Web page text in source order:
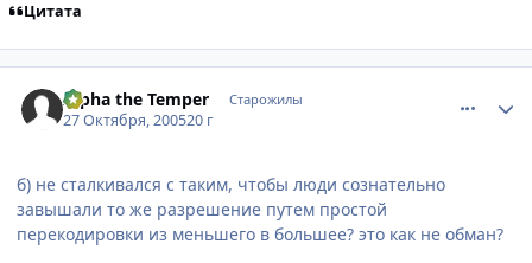
Цитата
Alpha the Temper Старожилы
27 Октября, 200520 г
б) не сталкивался с таким, чтобы люди сознательно
завышали то же разрешение путем простой
перекодировки из меньшего в большее? это как не обман?